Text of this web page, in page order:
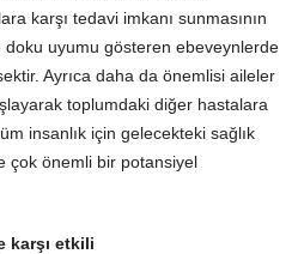
karşı tedavi imkanı sunmasının
doku uyumu gösteren ebeveynlerde
Ayrıca daha da önemlisi aileler
toplumdaki diğer hastalara
insanlık için gelecekteki sağlık
çok önemli bir potansiyel
karşı etkili